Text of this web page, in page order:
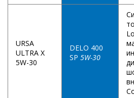
URSA
ULTRA X
5W-30
DELO 400
SP 5W-30